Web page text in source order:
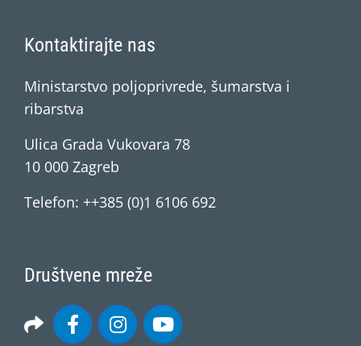
Kontaktirajte nas
Ministarstvo poljoprivrede, šumarstva i
ribarstva
Ulica Grada Vukovara 78
10 000 Zagreb
Telefon: ++385 (0)1 6106 692
Društvene mreže